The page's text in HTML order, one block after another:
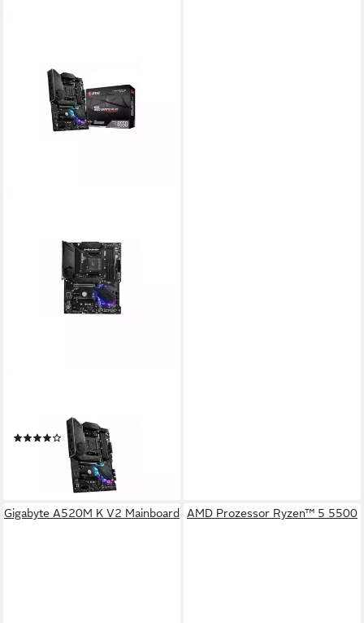
Mainboard
(16)
ab 161,71 €
mtl. in 12 Raten
leider ausverkauft
Gigabyte A520M K V2 Mainboard AMD Prozessor Ryzen™ 5 5500